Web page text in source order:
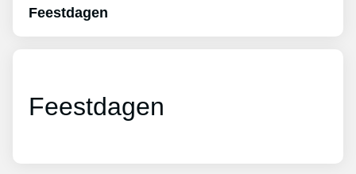
Feestdagen
Feestdagen